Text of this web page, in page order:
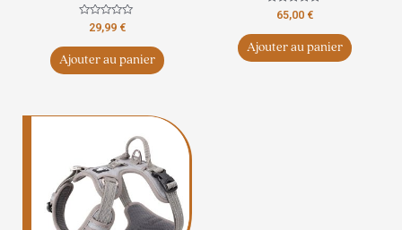
Note
sur
29,99 €
Ajouter au panier
Note
sur
65,00 €
Ajouter au panier